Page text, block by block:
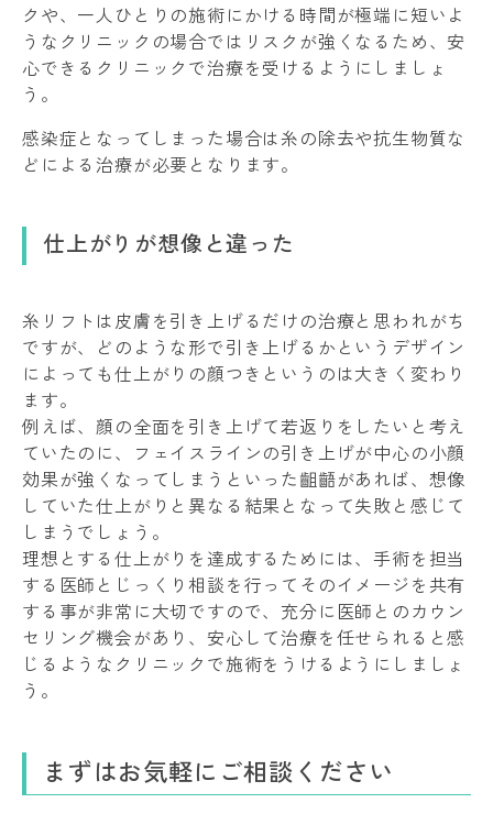
クや、一人ひとりの施術にかける時間が極端に短いよ
うなクリニックの場合ではリスクが強くなるため、安
心できるクリニックで治療を受けるようにしましょ
う。
感染症となってしまった場合は糸の除去や抗生物質な
どによる治療が必要となります。
仕上がりが想像と違った
糸リフトは皮膚を引き上げるだけの治療と思われがち
ですが、どのような形で引き上げるかというデザイン
によっても仕上がりの顔つきというのは大きく変わり
ます。
例えば、顔の全面を引き上げて若返りをしたいと考え
ていたのに、フェイスラインの引き上げが中心の小顔
効果が強くなってしまうといった齟齬があれば、想像
していた仕上がりと異なる結果となって失敗と感じて
しまうでしょう。
理想とする仕上がりを達成するためには、手術を担当
する医師とじっくり相談を行ってそのイメージを共有
する事が非常に大切ですので、充分に医師とのカウン
セリング機会があり、安心して治療を任せられると感
じるようなクリニックで施術をうけるようにしましょ
う。
まずはお気軽にご相談ください